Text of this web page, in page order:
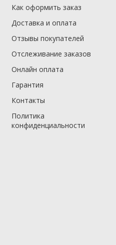
Как оформить заказ
Доставка и оплата
Отзывы покупателей
Отслеживание заказов
Онлайн оплата
Гарантия
Контакты
Политика
конфиденциальности